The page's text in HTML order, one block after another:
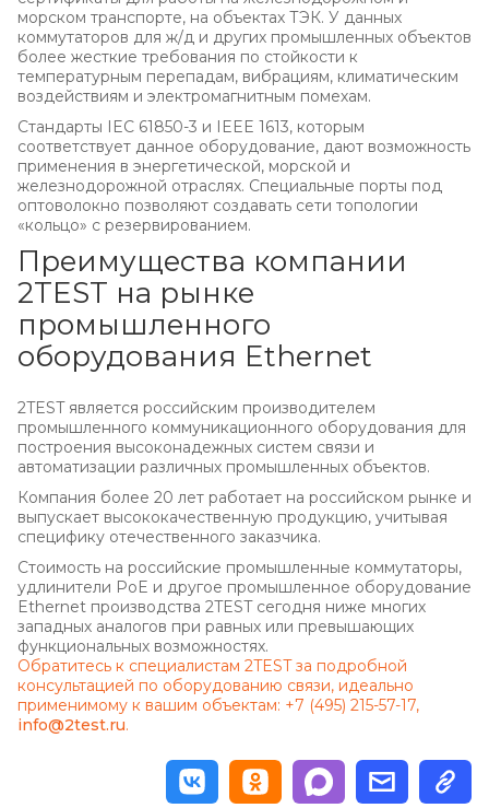
морском транспорте, на объектах ТЭК. У данных
коммутаторов для ж/д и других промышленных объектов
более жесткие требования по стойкости к
температурным перепадам, вибрациям, климатическим
воздействиям и электромагнитным помехам.
Стандарты IEC 61850-3 и IEEE 1613, которым
соответствует данное оборудование, дают возможность
применения в энергетической, морской и
железнодорожной отраслях. Специальные порты под
оптоволокно позволяют создавать сети топологии
«кольцо» с резервированием.
Преимущества компании
2TEST на рынке
промышленного
оборудования Ethernet
2TEST является российским производителем
промышленного коммуникационного оборудования для
построения высоконадежных систем связи и
автоматизации различных промышленных объектов.
Компания более 20 лет работает на российском рынке и
выпускает высококачественную продукцию, учитывая
специфику отечественного заказчика.
Стоимость на российские промышленные коммутаторы,
удлинители PoE и другое промышленное оборудование
Ethernet производства 2TEST сегодня ниже многих
западных аналогов при равных или превышающих
функциональных возможностях.
Обратитесь к специалистам 2TEST за подробной
консультацией по оборудованию связи, идеально
применимому к вашим объектам: +7 (495) 215-57-17,
info@2test.ru.